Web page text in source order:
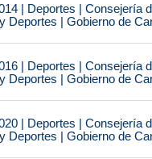
| Deportes | Consejería
Deportes | Gobierno de
| Deportes | Consejería
Deportes | Gobierno de
| Deportes | Consejería
Deportes | Gobierno de